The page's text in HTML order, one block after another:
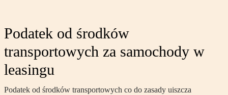
Podatek od środków
transportowych za samochody w
leasingu
Podatek od środków transportowych co do zasady uiszcza